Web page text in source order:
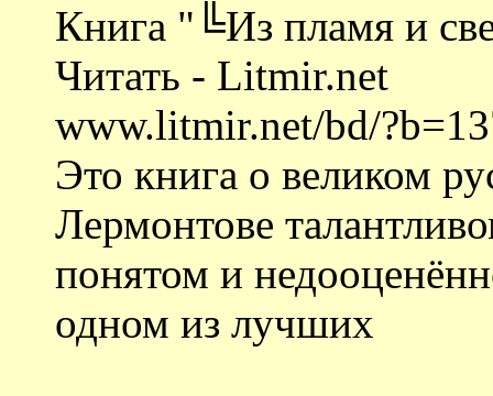
Книга "╚Из пламя и
Читать - Litmir.net
www.litmir.net/bd/
Это книга о великом
Лермонтове
понятом и
одном из лучших